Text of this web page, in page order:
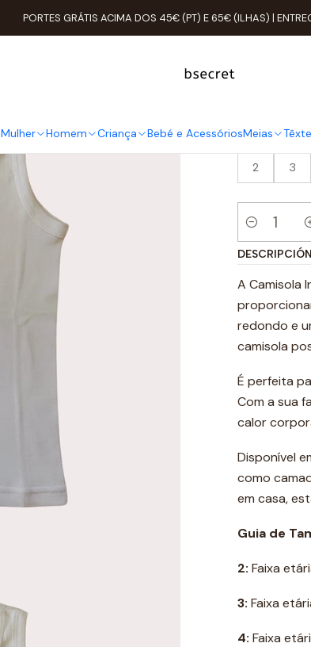
Mulher Homem Criança Bebé e AcessóriosMeias
PORTES GRÁTIS ACIMA DOS 45€ (PT) E 65€ (ILHAS) |
Inicio Criança Camisolas Camisola Interior
2 3
Cantidad
DESCRIPCIÓN
A Camisola
redondo e
camisola
É perfeita
Com a sua
calor
Disponível
como
em casa,
Guia de
2: Faixa
3: Faixa
4: Faixa